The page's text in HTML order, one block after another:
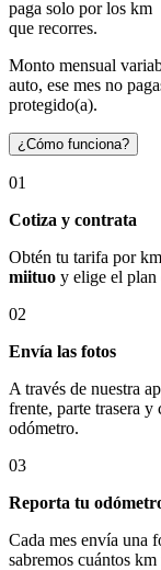
paga solo por los km
que recorres.
Monto mensual
auto, ese mes no
protegido(a).
¿Cómo funciona?
01
Cotiza y contrata
Obtén tu tarifa por
miituo y elige el plan
02
Envía las fotos
A través de nuestra
frente, parte trasera y
odómetro.
03
Reporta tu
Cada mes envía una
sabremos cuántos